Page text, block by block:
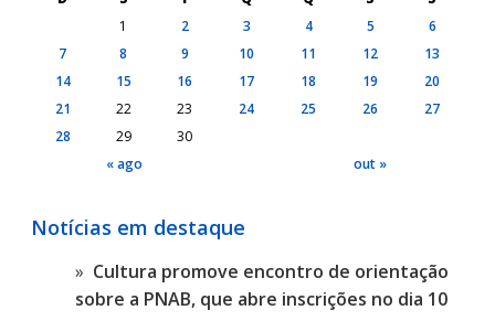
1
2 3 4 5
6
7
8 9 10 11 12
13
14
15 16 17 18 19
20
21
22 23 24 25 26
27
28
29
30
« ago
out »
Notícias em destaque
Cultura promove encontro de orientação
sobre a PNAB, que abre inscrições no dia 10